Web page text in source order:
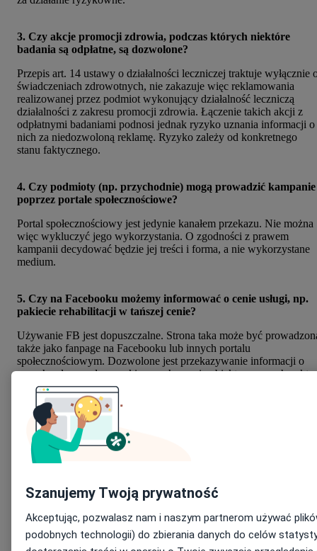
3. Czy akcje promocji zdrowia, podczas których niektóre
badania są odpłatne, są dozwolone?
Przepis art. 14 ustawy o działalności leczniczej traktuje wyłącznie
świadczeniach zdrowotnych, nie zakazuje więc reklamowania
realizowanej przez podmiot wykonujący działalność leczniczą
działalności z zakresu promocji zdrowia. Łączenie takich akcji z
odpłatnymi badaniami podnosi jednak ryzyko uznania informacji o
nich za niedozwoloną reklamę. Ryzyko zależy od konkretnego
stanu faktycznego.
4. Czy podmioty (np. przychodnie) mogą prowadzić kampanie
poprzez portale społecznościowe?
Portal społecznościowy jest jedynie kanałem przekazu. Nie można
więc wykluczyć jego wykorzystania. O zgodności z prawem
kampanii decydować będzie jej treści i forma, a nie wykorzystane
medium.
5. Czy na Facebooku możemy informować o cenie usługi, np.
pakiecie rehabilitacji w tańszej cenie?
Używanie FB jest dopuszczalne. Strona taka może być
także jako fanpage na Facebooku lub innych portalu
społecznościowym. Dozwolone jest przekazywanie informacji o
cenach usług, pod warunkiem zachowania obiektywnego
informacji o przecenie.
6. Co w przypadku kuponów promocyjnych na Grouponie,
które często wykorzystywane są przez jednostki medyczne?
Czy są one obarczone dużym, czy niskim ryzykiem?
perswazyjny, nastawione są na podkreślanie zalet i wyjątkowości
składowych usług. W związku z tym ryzyko uznania takiego
działania za naruszenie przepisów regulujących zakaz reklamy
świadczeń zdrowotnych należy uznać za istotne.
Szanujemy Twoją prywatność
Akceptując, pozwalasz nam i naszym partnerom używać
podobnych technologii) do zbierania danych do celów